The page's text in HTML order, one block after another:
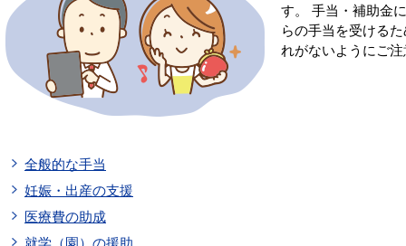
す。 手当・補助金
らの手当を受ける
れがないようにご
全般的な手当
妊娠・出産の支援
医療費の助成